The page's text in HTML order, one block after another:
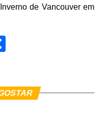
de Vancouver em